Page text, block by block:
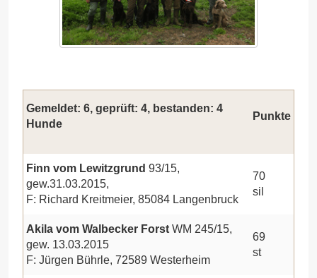
Gemeldet: 6, geprüft: 4, bestanden: 4
Hunde
Punkte
Finn vom Lewitzgrund 93/15,
gew.31.03.2015,
F: Richard Kreitmeier, 85084 Langenbruck
70
sil
Akila vom Walbecker Forst WM 245/15,
gew. 13.03.2015
F: Jürgen Bührle, 72589 Westerheim
69
st